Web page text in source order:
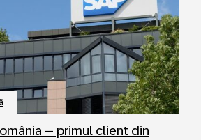
– primul client din